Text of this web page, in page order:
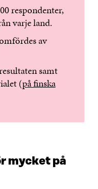
respondenter,
varje land.
av
samt
(på finska
mycket på